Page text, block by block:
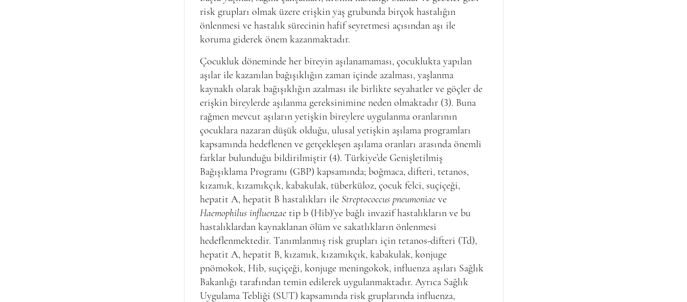
risk grupları olmak üzere erişkin yaş grubunda birçok hastalığın
önlenmesi ve hastalık sürecinin hafif seyretmesi açısından aşı ile
koruma giderek önem kazanmaktadır.
Çocukluk döneminde her bireyin aşılanamaması, çocuklukta yapılan
aşılar ile kazanılan bağışıklığın zaman içinde azalması, yaşlanma
kaynaklı olarak bağışıklığın azalması ile birlikte seyahatler ve göçler de
erişkin bireylerde aşılanma gereksinimine neden olmaktadır (3). Buna
rağmen mevcut aşıların yetişkin bireylere uygulanma oranlarının
çocuklara nazaran düşük olduğu, ulusal yetişkin aşılama programları
kapsamında hedeflenen ve gerçekleşen aşılama oranları arasında önemli
farklar bulunduğu bildirilmiştir (4). Türkiye’de Genişletilmiş
Bağışıklama Programı (GBP) kapsamında; boğmaca, difteri, tetanos,
kızamık, kızamıkçık, kabakulak, tüberküloz, çocuk felci, suçiçeği,
hepatit A, hepatit B hastalıkları ile Streptococcus pneumoniae ve
Haemophilus influenzae tip b (Hib)’ye bağlı invazif hastalıkların ve bu
hastalıklardan kaynaklanan ölüm ve sakatlıkların önlenmesi
hedeflenmektedir. Tanımlanmış risk grupları için tetanos-difteri (Td),
hepatit A, hepatit B, kızamık, kızamıkçık, kabakulak, konjuge
pnömokok, Hib, suçiçeği, konjuge meningokok, influenza aşıları Sağlık
Bakanlığı tarafından temin edilerek uygulanmaktadır. Ayrıca Sağlık
Uygulama Tebliği (SUT) kapsamında risk gruplarında influenza,